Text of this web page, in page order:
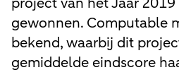
gewonnen. Computable
bekend, waarbij dit
gemiddelde eindscore